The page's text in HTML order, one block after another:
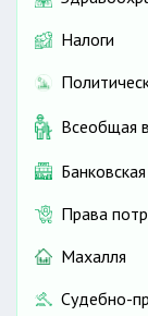
Налоги
Всеобщая
Права
Махалля
Судебно-